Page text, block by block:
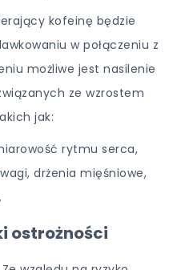
kofeinę będzie
w połączeniu z
możliwe jest nasilenie
ze wzrostem
jak:
rytmu serca,
drżenia mięśniowe,
ostrożności